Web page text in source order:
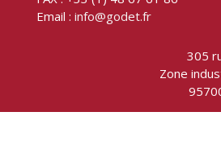
Email : info@godet.fr
305
Zone